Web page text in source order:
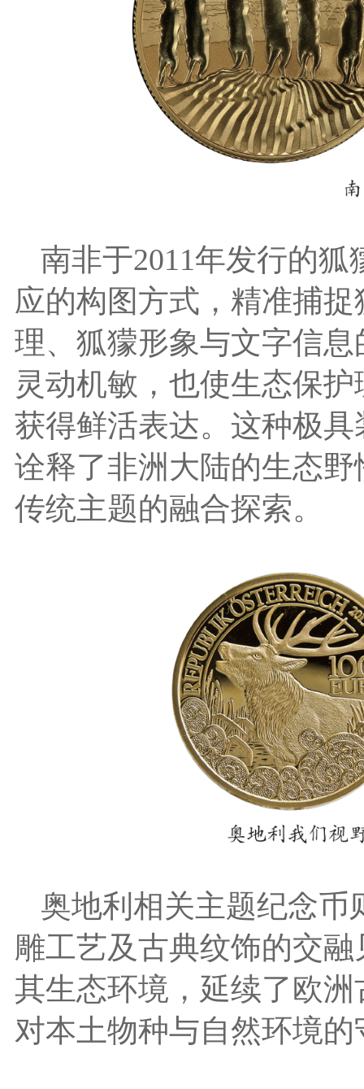
南非于2011年发行的
应的构图方式，精准捕
理、狐獴形象与文字信
灵动机敏，也使生态保
获得鲜活表达。这种极
诠释了非洲大陆的生态
传统主题的融合探索。
奥地利相关主题纪念币
雕工艺及古典纹饰的交
其生态环境，延续了欧
对本土物种与自然环境